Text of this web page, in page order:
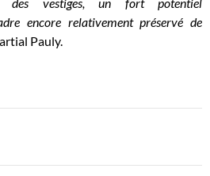
encore relativement préservé de
Pauly.